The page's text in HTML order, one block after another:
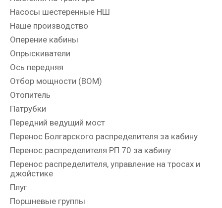
Насосы шестеренные НШ
Наше производство
Оперение кабины
Опрыскиватели
Ось передняя
Отбор мощности (ВОМ)
Отопитель
Патрубки
Передний ведущий мост
Перенос Болгарского распределителя за кабину
Перенос распределителя РП 70 за кабину
Перенос распределителя, управление на тросах и
джойстике
Плуг
Поршневые группы